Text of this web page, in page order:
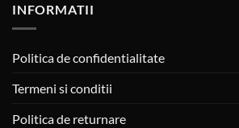
INFORMATII
Politica de confidentialitate
Termeni si conditii
Politica de returnare